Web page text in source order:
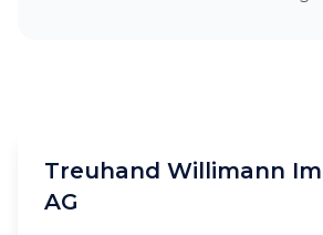
Treuhand Willimann
AG